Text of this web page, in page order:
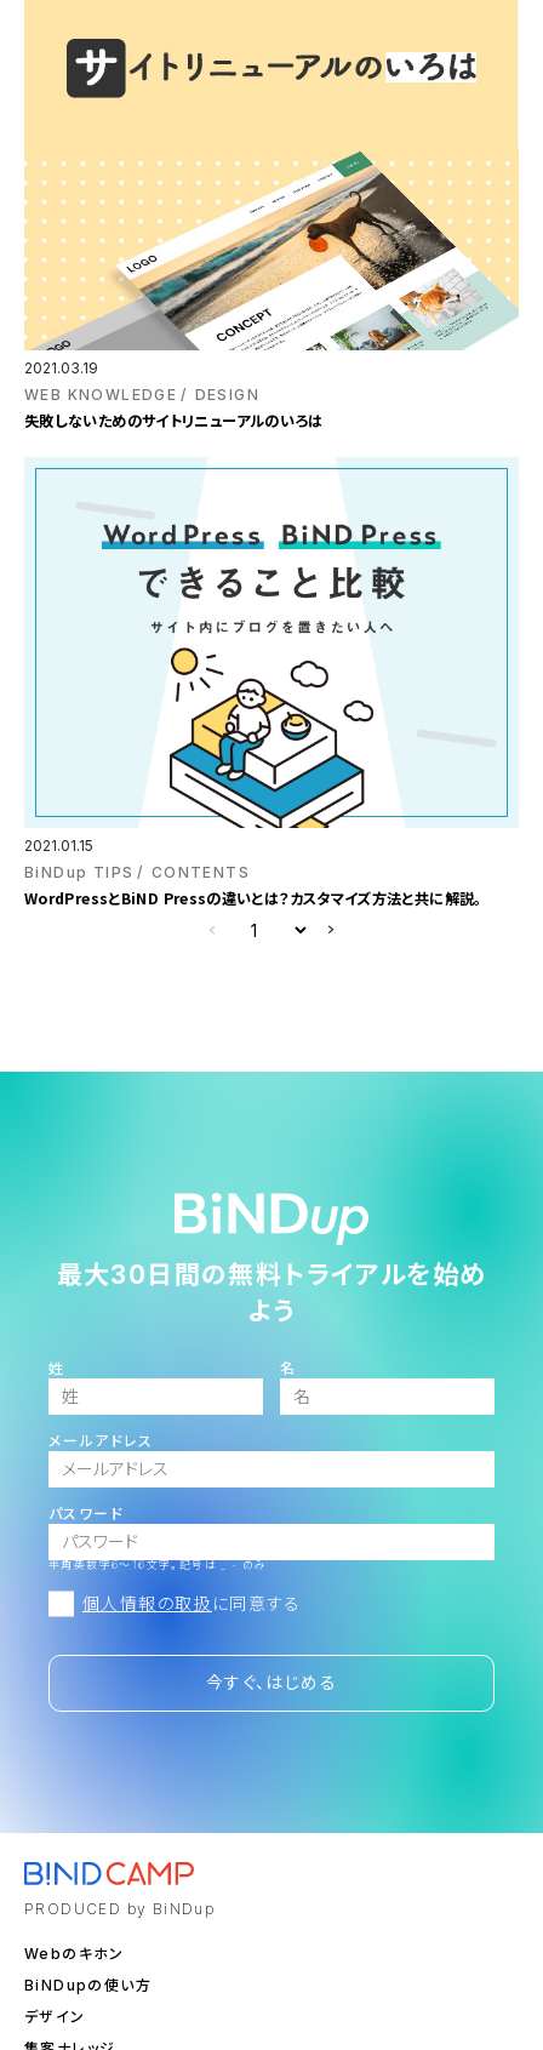
2021.03.19
WEB KNOWLEDGE
DESIGN
失敗しないためのサイトリニューアルのいろは
2021.01.15
BiNDup TIPS
CONTENTS
WordPressとBiND Pressの違いとは？カスタマイズ方法と共に解説。
最大30日間の無料トライアルを始め
よう
姓 名
メールアドレス
パスワード
半角英数字6～16文字。記号は _ - のみ
個人情報の取扱 に同意する
今すぐ、はじめる
PRODUCED by BiNDup
Webのキホン
BiNDupの使い方
デザイン